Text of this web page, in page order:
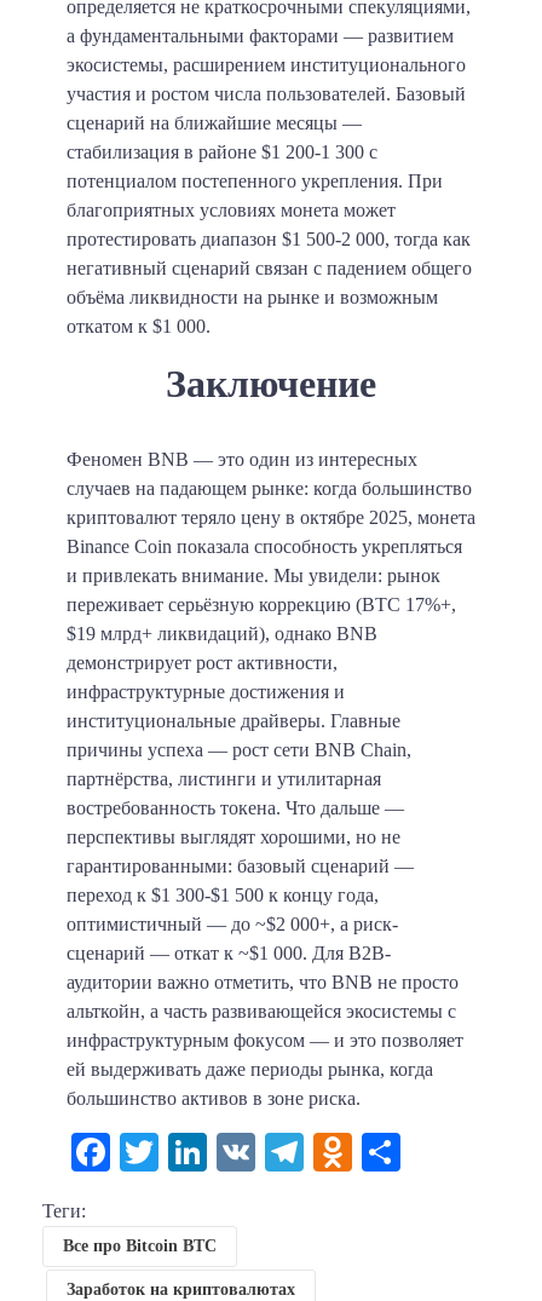
определяется не краткосрочными спекуляциями,
а фундаментальными факторами — развитием
экосистемы, расширением институционального
участия и ростом числа пользователей. Базовый
сценарий на ближайшие месяцы —
стабилизация в районе $1 200-1 300 с
потенциалом постепенного укрепления. При
благоприятных условиях монета может
протестировать диапазон $1 500-2 000, тогда как
негативный сценарий связан с падением общего
объёма ликвидности на рынке и возможным
откатом к $1 000.
Заключение
Феномен BNB — это один из интересных
случаев на падающем рынке: когда большинство
криптовалют теряло цену в октябре 2025, монета
Binance Coin показала способность укрепляться
и привлекать внимание. Мы увидели: рынок
переживает серьёзную коррекцию (BTC 17%+,
$19 млрд+ ликвидаций), однако BNB
демонстрирует рост активности,
инфраструктурные достижения и
институциональные драйверы. Главные
причины успеха — рост сети BNB Chain,
партнёрства, листинги и утилитарная
востребованность токена. Что дальше —
перспективы выглядят хорошими, но не
гарантированными: базовый сценарий —
переход к $1 300-$1 500 к концу года,
оптимистичный — до ~$2 000+, а риск-
сценарий — откат к ~$1 000. Для B2B-
аудитории важно отметить, что BNB не просто
альткойн, а часть развивающейся экосистемы с
инфраструктурным фокусом — и это позволяет
ей выдерживать даже периоды рынка, когда
большинство активов в зоне риска.
Facebook
TwitterLinkedIn
VK Telegram
Теги:
Все про Bitcoin BTC
Заработок на криптовалютах